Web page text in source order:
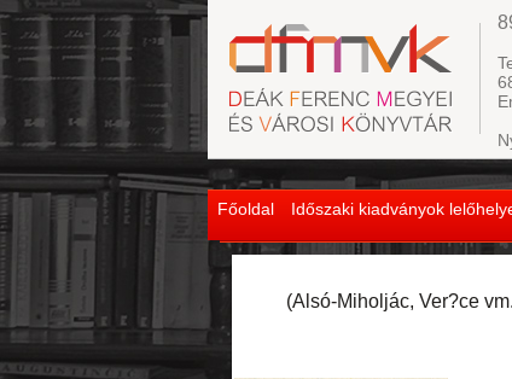
Főoldal Időszaki kiadványok
(Alsó-Miholjác, Ver?ce